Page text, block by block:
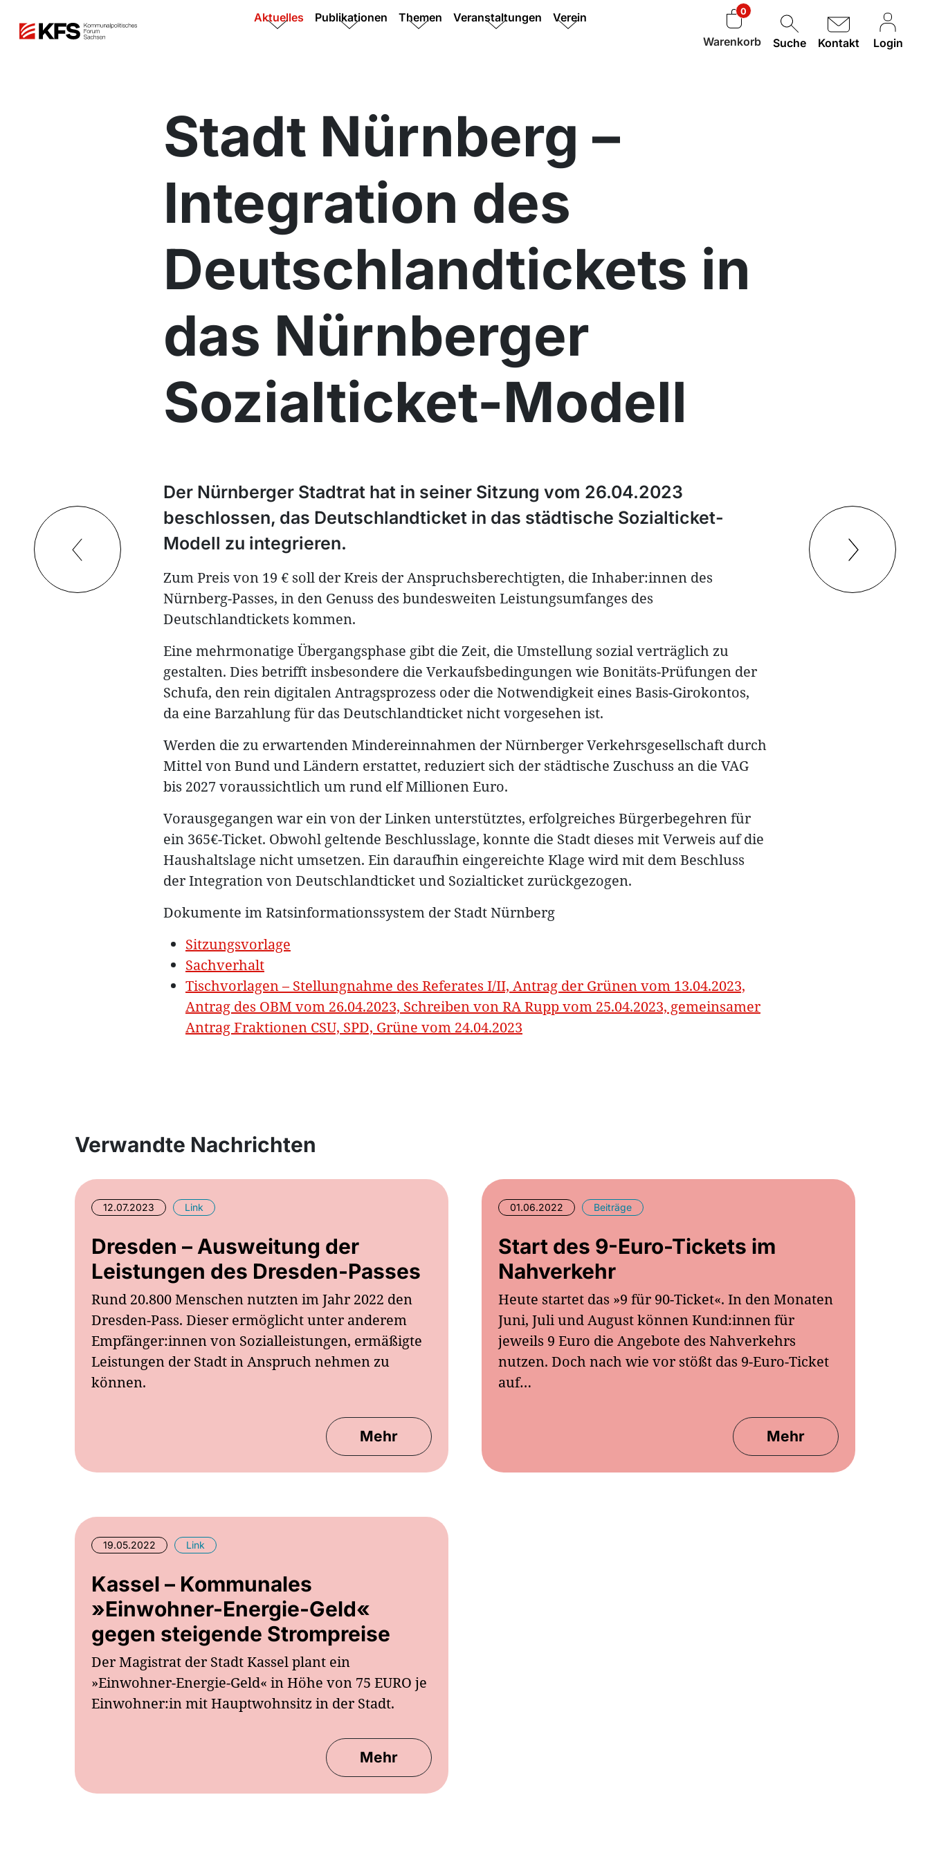
Aktuelles Publikationen Themen Veranstaltungen Verein 0
Warenkorb Suche Kontakt Login
Stadt Nürnberg –
Integration des
Deutschlandtickets in
das Nürnberger
Sozialticket-Modell
Der Nürnberger Stadtrat hat in seiner Sitzung vom 26.04.2023
beschlossen, das Deutschlandticket in das städtische Sozialticket-
Modell zu integrieren.
Zum Preis von 19 € soll der Kreis der Anspruchsberechtigten, die Inhaber:innen des
Nürnberg-Passes, in den Genuss des bundesweiten Leistungsumfanges des
Deutschlandtickets kommen.
Eine mehrmonatige Übergangsphase gibt die Zeit, die Umstellung sozial verträglich zu
gestalten. Dies betrifft insbesondere die Verkaufsbedingungen wie Bonitäts-Prüfungen der
Schufa, den rein digitalen Antragsprozess oder die Notwendigkeit eines Basis-Girokontos,
da eine Barzahlung für das Deutschlandticket nicht vorgesehen ist.
Werden die zu erwartenden Mindereinnahmen der Nürnberger Verkehrsgesellschaft durch
Mittel von Bund und Ländern erstattet, reduziert sich der städtische Zuschuss an die VAG
bis 2027 voraussichtlich um rund elf Millionen Euro.
Vorausgegangen war ein von der Linken unterstütztes, erfolgreiches Bürgerbegehren für
ein 365€-Ticket. Obwohl geltende Beschlusslage, konnte die Stadt dieses mit Verweis auf die
Haushaltslage nicht umsetzen. Ein daraufhin eingereichte Klage wird mit dem Beschluss
der Integration von Deutschlandticket und Sozialticket zurückgezogen.
Dokumente im Ratsinformationssystem der Stadt Nürnberg
Sitzungsvorlage
Sachverhalt
Tischvorlagen – Stellungnahme des Referates I/II, Antrag der Grünen vom 13.04.2023,
Antrag des OBM vom 26.04.2023, Schreiben von RA Rupp vom 25.04.2023, gemeinsamer
Antrag Fraktionen CSU, SPD, Grüne vom 24.04.2023
Verwandte Nachrichten
12.07.2023 Link
Dresden – Ausweitung der
Leistungen des Dresden-Passes
Rund 20.800 Menschen nutzten im Jahr 2022 den
Dresden-Pass. Dieser ermöglicht unter anderem
Empfänger:innen von Sozialleistungen, ermäßigte
Leistungen der Stadt in Anspruch nehmen zu
können.
Mehr
01.06.2022 Beiträge
Start des 9-Euro-Tickets im
Nahverkehr
Heute startet das »9 für 90-Ticket«. In den Monaten
Juni, Juli und August können Kund:innen für
jeweils 9 Euro die Angebote des Nahverkehrs
nutzen. Doch nach wie vor stößt das 9-Euro-Ticket
auf…
Mehr
19.05.2022 Link
Kassel – Kommunales
»Einwohner-Energie-Geld«
gegen steigende Strompreise
Der Magistrat der Stadt Kassel plant ein
»Einwohner-Energie-Geld« in Höhe von 75 EURO je
Einwohner:in mit Hauptwohnsitz in der Stadt.
Mehr